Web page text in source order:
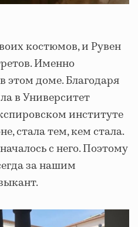
костюмов, и Рувен
Именно
этом доме. Благодаря
в Университет
институте
стала тем, кем стала.
с него. Поэтому
за нашим